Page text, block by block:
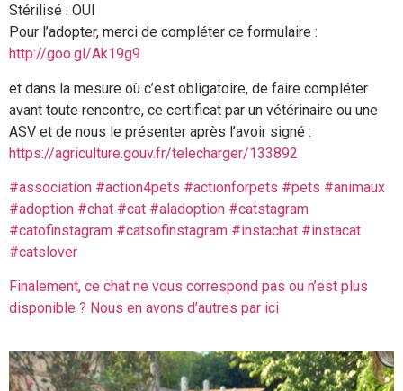
Stérilisé : OUI
Pour l’adopter, merci de compléter ce formulaire :
http://goo.gl/Ak19g9
et dans la mesure où c’est obligatoire, de faire compléter
avant toute rencontre, ce certificat par un vétérinaire ou une
ASV et de nous le présenter après l’avoir signé :
https://agriculture.gouv.fr/telecharger/133892
#association #action4pets #actionforpets #pets #animaux
#adoption #chat #cat #aladoption #catstagram
#catofinstagram #catsofinstagram #instachat #instacat
#catslover
Finalement, ce chat ne vous correspond pas ou n’est plus
disponible ? Nous en avons d’autres par ici